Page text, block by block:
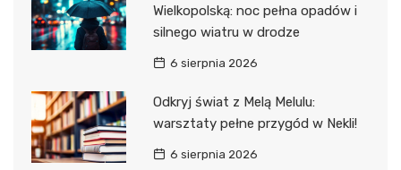
Wielkopolską: noc pełna opadów i
silnego wiatru w drodze
6 sierpnia 2026
Odkryj świat z Melą Melulu:
warsztaty pełne przygód w Nekli!
6 sierpnia 2026